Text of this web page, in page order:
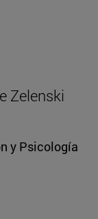
Zelenski
y Psicología